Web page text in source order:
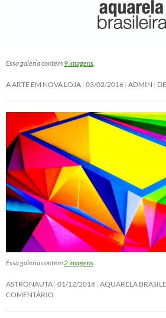
Essa galeria contém 9 imagens.
A ARTE EM NOVA LOJA 03/02/2016 ADMIN
Essa galeria contém 2 imagens
ASTRONAUTA 01/12/2014 AQUARELA
COMENTÁRIO